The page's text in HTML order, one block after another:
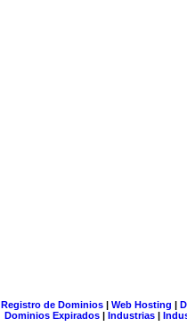
Registro de Dominios| Web Hosting |
Dominios Expirados | Industrias |